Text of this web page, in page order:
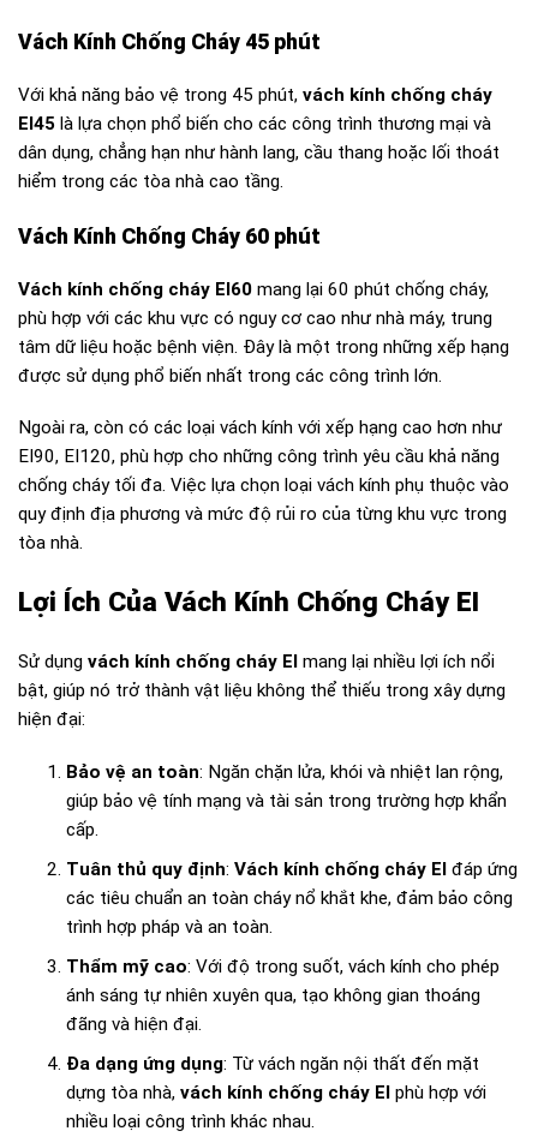
Vách Kính Chống Cháy 45 phút
Với khả năng bảo vệ trong 45 phút, vách kính chống cháy
EI45 là lựa chọn phổ biến cho các công trình thương mại và
dân dụng, chẳng hạn như hành lang, cầu thang hoặc lối thoát
hiểm trong các tòa nhà cao tầng.
Vách Kính Chống Cháy 60 phút
Vách kính chống cháy EI60 mang lại 60 phút chống cháy,
phù hợp với các khu vực có nguy cơ cao như nhà máy, trung
tâm dữ liệu hoặc bệnh viện. Đây là một trong những xếp hạng
được sử dụng phổ biến nhất trong các công trình lớn.
Ngoài ra, còn có các loại vách kính với xếp hạng cao hơn như
EI90, EI120, phù hợp cho những công trình yêu cầu khả năng
chống cháy tối đa. Việc lựa chọn loại vách kính phụ thuộc vào
quy định địa phương và mức độ rủi ro của từng khu vực trong
tòa nhà.
Lợi Ích Của Vách Kính Chống Cháy EI
Sử dụng vách kính chống cháy EI mang lại nhiều lợi ích nổi
bật, giúp nó trở thành vật liệu không thể thiếu trong xây dựng
hiện đại:
Bảo vệ an toàn: Ngăn chặn lửa, khói và nhiệt lan rộng,
giúp bảo vệ tính mạng và tài sản trong trường hợp khẩn
cấp.
Tuân thủ quy định: Vách kính chống cháy EI đáp ứng
các tiêu chuẩn an toàn cháy nổ khắt khe, đảm bảo công
trình hợp pháp và an toàn.
Thẩm mỹ cao: Với độ trong suốt, vách kính cho phép
ánh sáng tự nhiên xuyên qua, tạo không gian thoáng
đãng và hiện đại.
Đa dạng ứng dụng: Từ vách ngăn nội thất đến mặt
dựng tòa nhà, vách kính chống cháy EI phù hợp với
nhiều loại công trình khác nhau.